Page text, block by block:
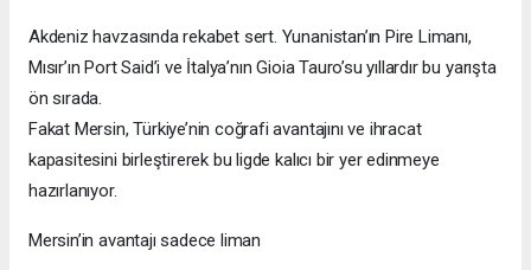
Akdeniz havzasında rekabet sert. Yunanistan’ın Pire Limanı,
Mısır’ın Port Said’i ve İtalya’nın Gioia Tauro’su yıllardır bu yarışta
ön sırada.
Fakat Mersin, Türkiye’nin coğrafi avantajını ve ihracat
kapasitesini birleştirerek bu ligde kalıcı bir yer edinmeye
hazırlanıyor.
Mersin’in avantajı sadece liman